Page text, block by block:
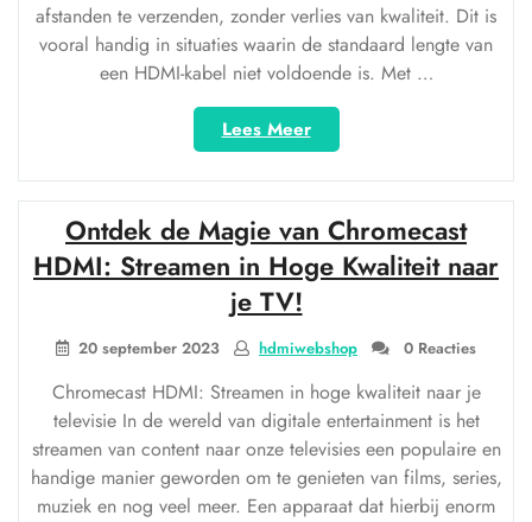
afstanden te verzenden, zonder verlies van kwaliteit. Dit is
vooral handig in situaties waarin de standaard lengte van
een HDMI-kabel niet voldoende is. Met …
Lees Meer“Ontdek
de
Voordelen
van
een
HDMI
Extender
Optimaal
Kijkplezier”
Ontdek de Magie van Chromecast
HDMI: Streamen in Hoge Kwaliteit naar
je TV!
20 september 2023 hdmiwebshop 0 Reacties
Chromecast HDMI: Streamen in hoge kwaliteit naar je
televisie In de wereld van digitale entertainment is het
streamen van content naar onze televisies een populaire en
handige manier geworden om te genieten van films, series,
muziek en nog veel meer. Een apparaat dat hierbij enorm